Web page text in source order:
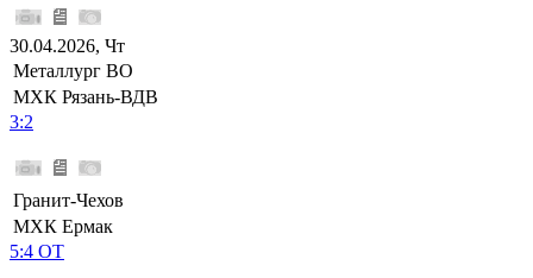
30.04.2026, Чт
Металлург ВО
МХК Рязань-ВДВ
3:2
Гранит-Чехов
МХК Ермак
5:4 ОТ